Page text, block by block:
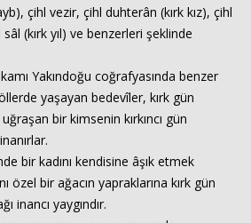
çihl vezir, çihl duhterân (kırk kız), çihl
(kırk yıl) ve benzerleri şeklinde
Yakındoğu coğrafyasında benzer
yaşayan bedevîler, kırk gün
bir kimsenin kırkıncı gün
bir kadını kendisine âşık etmek
özel bir ağacın yapraklarına kırk gün
inancı yaygındır.